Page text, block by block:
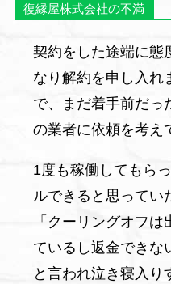
復縁屋株式会社の不満
契約をした途端に態
なり解約を申し入れ
で、まだ着手前だっ
の業者に依頼を考え
1度も稼働してもら
ルできると思ってい
「クーリングオフ
ているし返金できな
と言われ泣き寝入り